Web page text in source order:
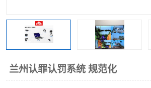
兰州认罪认罚系统 规范化